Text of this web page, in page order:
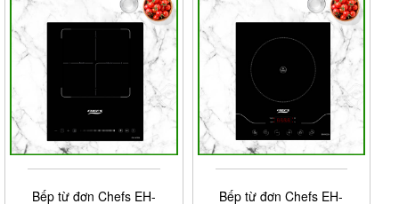
Bếp từ đơn Chefs EH-
Bếp từ đơn Chefs EH-